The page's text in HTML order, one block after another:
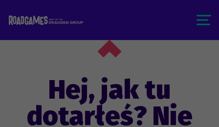
Hej, jak tu
dotarłeś? Nie